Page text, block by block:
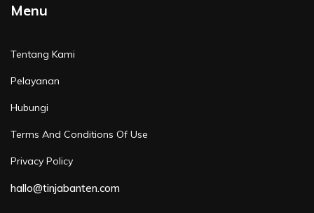
Menu
Tentang Kami
Pelayanan
Hubungi
Terms And Conditions Of Use
Privacy Policy
hallo@tinjabanten.com